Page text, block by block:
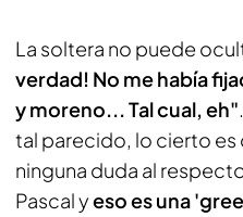
La soltera no puede
verdad! No me había
y moreno... Tal cual, eh"
tal parecido, lo cierto es
ninguna duda al
Pascal yeso es una